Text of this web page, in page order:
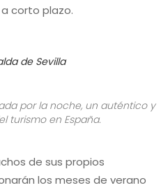
corto plazo.
por la noche, un auténtico y
turismo en España.
de sus propios
los meses de verano